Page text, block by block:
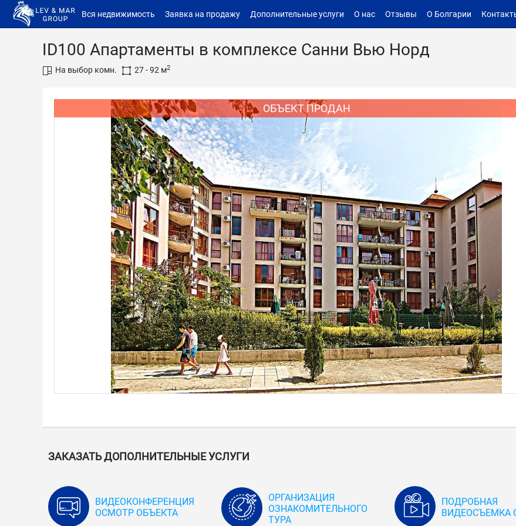
Вся недвижимость Заявка на продажу Дополнительные услуги О нас Отзывы О Болгарии
ID100 Апартаменты в комплексе Санни Вью Норд
На выбор комн. 27 - 92 м2
ОБЪЕКТ ПРОДАН
ЗАКАЗАТЬ ДОПОЛНИТЕЛЬНЫЕ УСЛУГИ
ВИДЕОКОНФЕРЕНЦИЯ
ОСМОТР ОБЪЕКТА
ОРГАНИЗАЦИЯ
ОЗНАКОМИТЕЛЬНОГО
ТУРА
ПОДРОБНАЯ
ВИДЕОСЪЕМКА